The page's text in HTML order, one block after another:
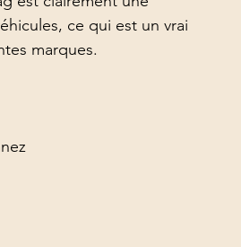
ce qui est un vrai
marques.